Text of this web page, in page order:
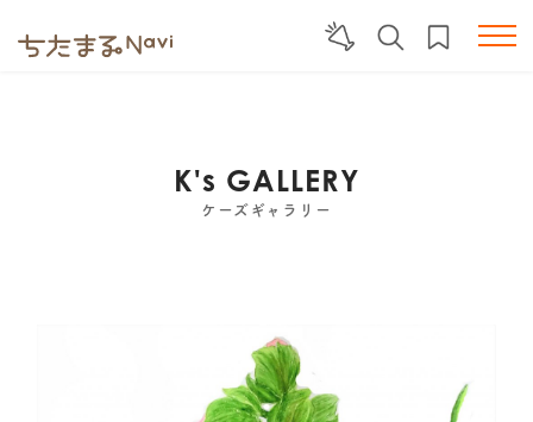
K's GALLERY
ケーズギャラリー